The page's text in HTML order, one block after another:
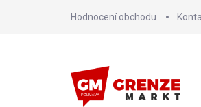
Hodnocení obchodu